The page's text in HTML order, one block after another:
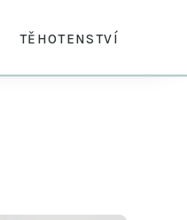
TĚHOTENSTVÍ